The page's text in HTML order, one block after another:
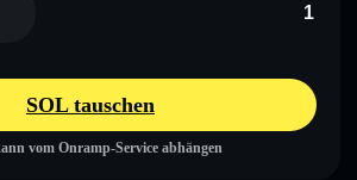
SOL tauschen
vom Onramp-Service abhängen